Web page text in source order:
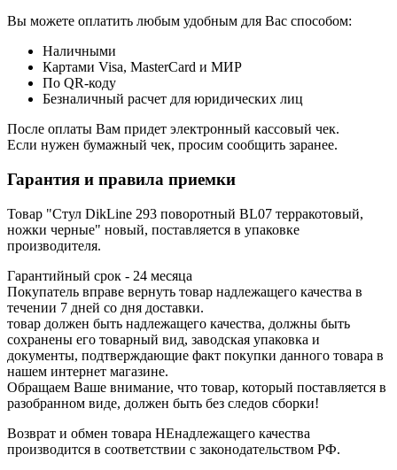
Вы можете оплатить любым удобным для Вас способом:
Наличными
Картами Visa, MasterCard и МИР
По QR-коду
Безналичный расчет для юридических лиц
После оплаты Вам придет электронный кассовый чек.
Если нужен бумажный чек, просим сообщить заранее.
Гарантия и правила приемки
Товар "Стул DikLine 293 поворотный BL07 терракотовый,
ножки черные" новый, поставляется в упаковке
производителя.
Гарантийный срок - 24 месяца
Покупатель вправе вернуть товар надлежащего качества в
течении 7 дней со дня доставки.
товар должен быть надлежащего качества, должны быть
сохранены его товарный вид, заводская упаковка и
документы, подтверждающие факт покупки данного товара в
нашем интернет магазине.
Обращаем Ваше внимание, что товар, который поставляется в
разобранном виде, должен быть без следов сборки!
Возврат и обмен товара НЕнадлежащего качества
производится в соответствии с законодательством РФ.